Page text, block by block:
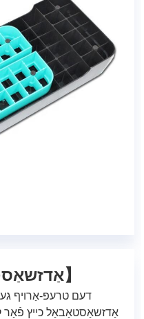
】
דעם טרעפּ-אַרויף
אַדזשאַסטאַבאַל כייץ פֿאַר